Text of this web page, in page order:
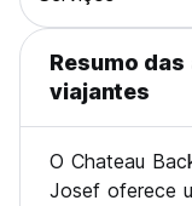
Resumo
viajantes
O Chateau
Josef oferece